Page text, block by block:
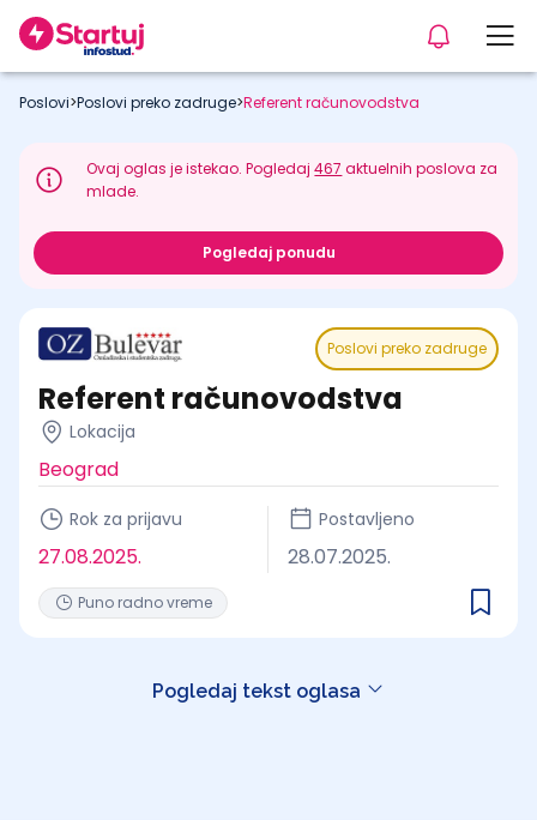
Poslovi>Poslovi preko zadruge>Referent računovodstva
Ovaj oglas je istekao. Pogledaj467 aktuelnih poslova za
mlade.
Pogledaj ponudu
Poslovi preko zadruge
Referent računovodstva
Lokacija
Beograd
Rok za prijavu
27.08.2025.
Postavljeno
28.07.2025.
Puno radno vreme
Pogledaj tekst oglasa